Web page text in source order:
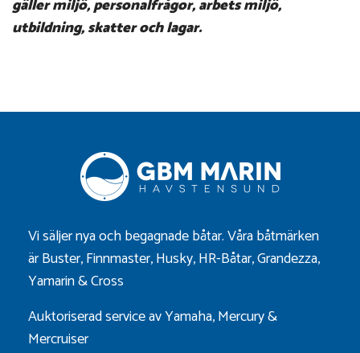
gäller miljö, personalfrågor, arbets miljö,
utbildning, skatter och lagar.
Vi säljer nya och begagnade båtar. Våra båtmärken
ärBuster,Finnmaster,Husky,HR-Båtar,Grandezza,
Yamarin&Cross
Auktoriserad service av Yamaha, Mercury &
Mercruiser